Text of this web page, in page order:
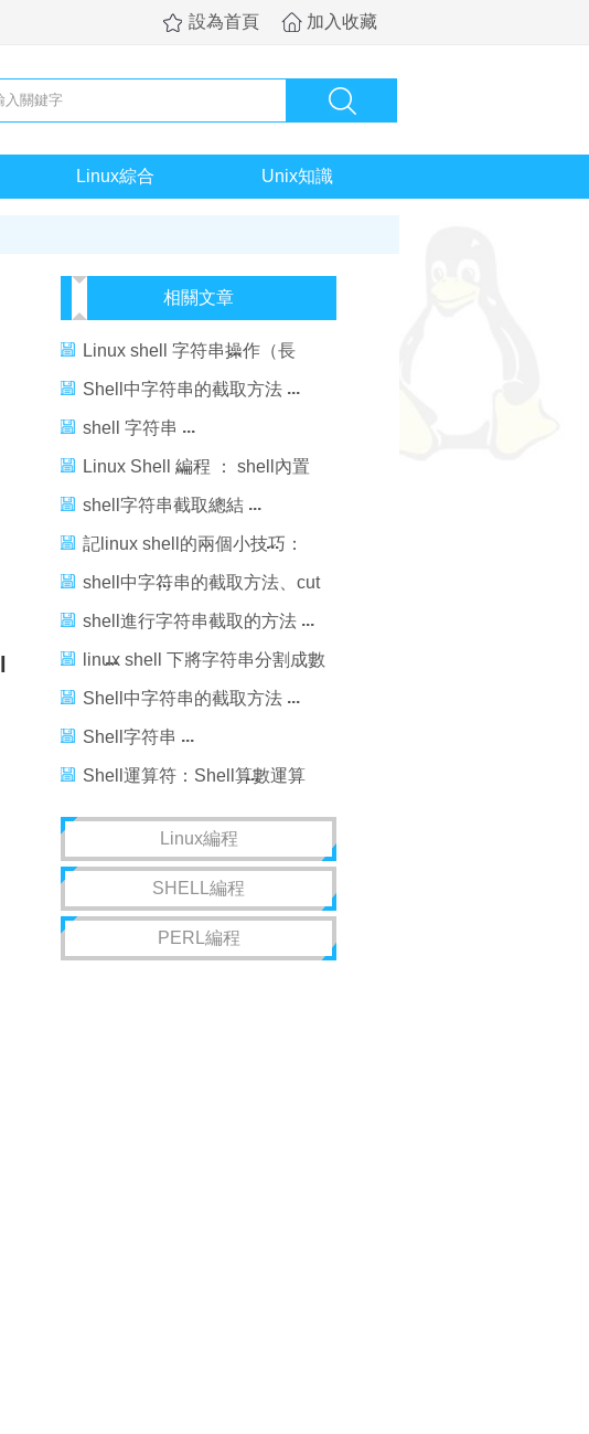
設為首頁 加入收藏
Linux綜合 Unix知識
相關文章
Linux shell 字符串操作（長
度，查找，替換）
Shell中字符串的截取方法
shell 字符串
Linux Shell 編程 ： shell內置
字符串處理
shell字符串截取總結
記linux shell的兩個小技巧：
shell數組和字符串判斷
shell中字符串的截取方法、cut
基本用法
shell進行字符串截取的方法
linux shell 下將字符串分割成數
組
Shell中字符串的截取方法
Shell字符串
Shell運算符：Shell算數運算
符、關系運算符、布爾運算
符、字符串運算符等
Linux編程
SHELL編程
PERL編程